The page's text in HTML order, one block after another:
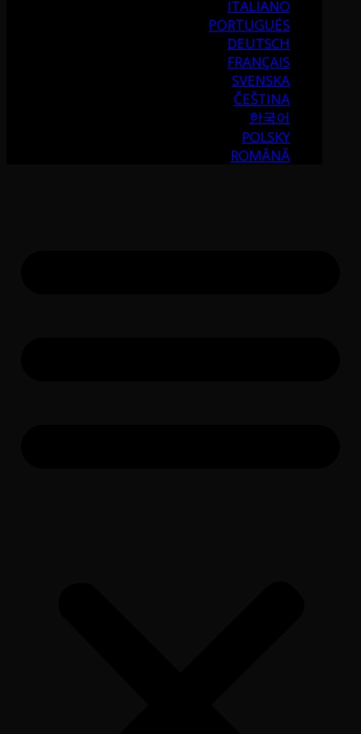
ITALIANO
PORTUGUÉS
DEUTSCH
FRANÇAIS
SVENSKA
ČEŠTINA
한국어
POLSKY
ROMÂNĂ